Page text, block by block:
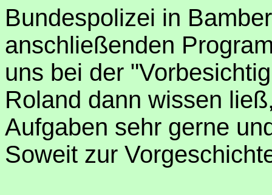
Bundespolizei in
anschließenden
uns bei der
Roland dann wissen
Aufgaben sehr gerne
Soweit zur